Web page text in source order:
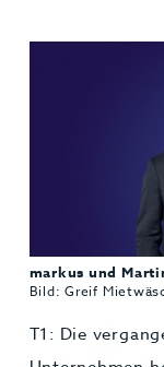
markus und
Bild: Greif
T1: Die